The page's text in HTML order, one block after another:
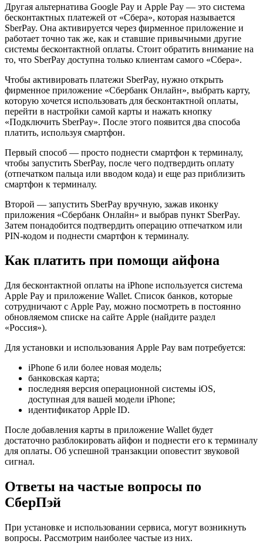
Другая альтернатива Google Pay и Apple Pay — это система
бесконтактных платежей от «Сбера», которая называется
SberPay. Она активируется через фирменное приложение и
работает точно так же, как и ставшие привычными другие
системы бесконтактной оплаты. Стоит обратить внимание на
то, что SberPay доступна только клиентам самого «Сбера».
Чтобы активировать платежи SberPay, нужно открыть
фирменное приложение «Сбербанк Онлайн», выбрать карту,
которую хочется использовать для бесконтактной оплаты,
перейти в настройки самой карты и нажать кнопку
«Подключить SberPay». После этого появится два способа
платить, используя смартфон.
Первый способ — просто поднести смартфон к терминалу,
чтобы запустить SberPay, после чего подтвердить оплату
(отпечатком пальца или вводом кода) и еще раз приблизить
смартфон к терминалу.
Второй — запустить SberPay вручную, зажав иконку
приложения «Сбербанк Онлайн» и выбрав пункт SberPay.
Затем понадобится подтвердить операцию отпечатком или
PIN-кодом и поднести смартфон к терминалу.
Как платить при помощи айфона
Для бесконтактной оплаты на iPhone используется система
Apple Pay и приложение Wallet. Список банков, которые
сотрудничают с Apple Pay, можно посмотреть в постоянно
обновляемом списке на сайте Apple (найдите раздел
«Россия»).
Для установки и использования Apple Pay вам потребуется:
iPhone 6 или более новая модель;
банковская карта;
последняя версия операционной системы iOS,
доступная для вашей модели iPhone;
идентификатор Apple ID.
После добавления карты в приложение Wallet будет
достаточно разблокировать айфон и поднести его к терминалу
для оплаты. Об успешной транзакции оповестит звуковой
сигнал.
Ответы на частые вопросы по
СберПэй
При установке и использовании сервиса, могут возникнуть
вопросы. Рассмотрим наиболее частые из них.